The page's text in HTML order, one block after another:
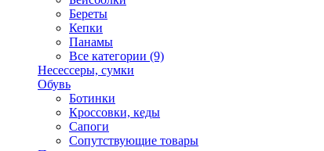
Береты
Кепки
Панамы
Все категории (9)
Несессеры, сумки
Обувь
Ботинки
Кроссовки, кеды
Сапоги
Сопутствующие товары